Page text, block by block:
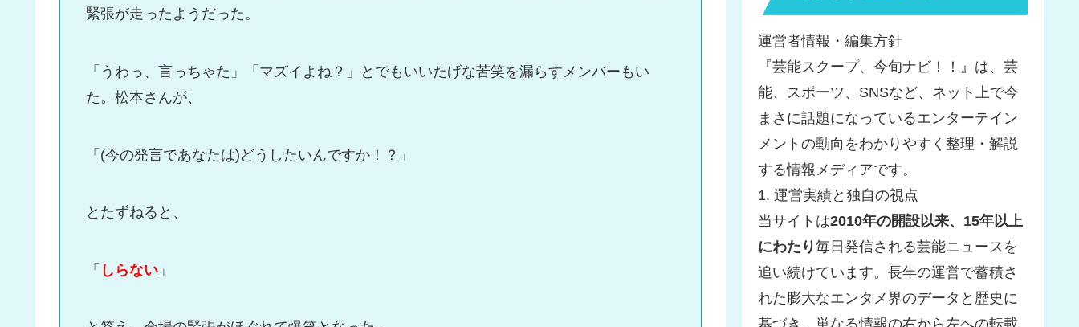
緊張が走ったようだった。
「うわっ、言っちゃた」「マズイよね？」とでもいいたげな苦笑を漏らすメンバーもい
た。松本さんが、
「(今の発言であなたは)どうしたいんですか！？」
とたずねると、
「 しらない 」
運営者情報・編集方針
『芸能スクープ、今旬ナビ！！』は、芸
能、スポーツ、SNSなど、ネット上で今
まさに話題になっているエンターテイン
メントの動向をわかりやすく整理・解説
する情報メディアです。
1. 運営実績と独自の視点
当サイトは2010年の開設以来、15年以上
にわたり毎日発信される芸能ニュースを
追い続けています。長年の運営で蓄積さ
れた膨大なエンタメ界のデータと歴史に
基づき、単なる情報の右から左への転載